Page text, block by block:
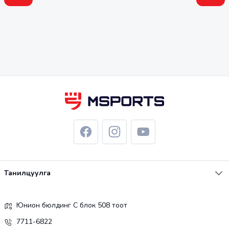
Танилцуулга
Юнион бюлдинг С блок 508 тоот
7711-6822